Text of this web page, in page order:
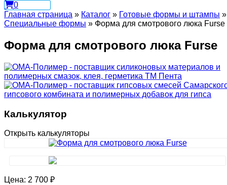
0
Главная страница » Каталог » Готовые формы и штампы »
Специальные формы » Форма для смотрового люка Furse
Форма для смотрового люка Furse
Калькулятор
Открыть калькуляторы
Цена: 2 700 ₽